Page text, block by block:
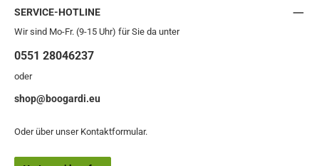
SERVICE-HOTLINE
Wir sind Mo-Fr. (9-15 Uhr) für Sie da unter
0551 28046237
oder
shop@boogardi.eu
Oder über unser Kontaktformular.